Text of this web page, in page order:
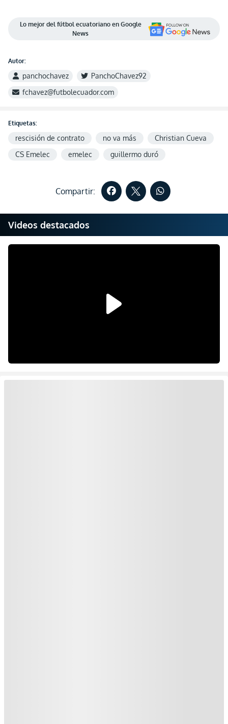
Lo mejor del fútbol ecuatoriano en Google
News
Autor:
panchochavez
PanchoChavez92
fchavez@futbolecuador.com
Etiquetas:
rescisión de contrato no va más
Christian Cueva
CS Emelec
emelec guillermo duró
Compartir:
Videos destacados